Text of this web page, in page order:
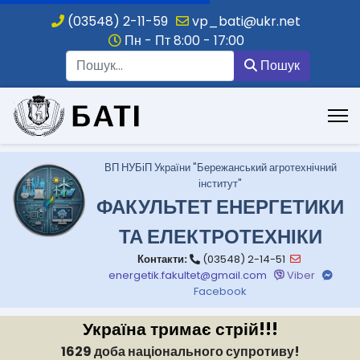
(03548) 2-11-59
vp_bati@ukr.net
Пн - Пт 8:00 - 17:00
Пошук
.
ВП НУБіП України "Бережанський агротехнічний
інститут"
ФАКУЛЬТЕТ ЕНЕРГЕТИКИ
ТА ЕЛЕКТРОТЕХНІКИ
Контакти:
(03548) 2-14-51
energetik.fakultet@gmail.com
Viber
Facebook
Україна тримає стрій!!!
1629 доба національного супротиву!